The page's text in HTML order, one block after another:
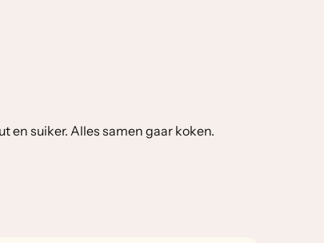
en suiker. Alles samen gaar koken.